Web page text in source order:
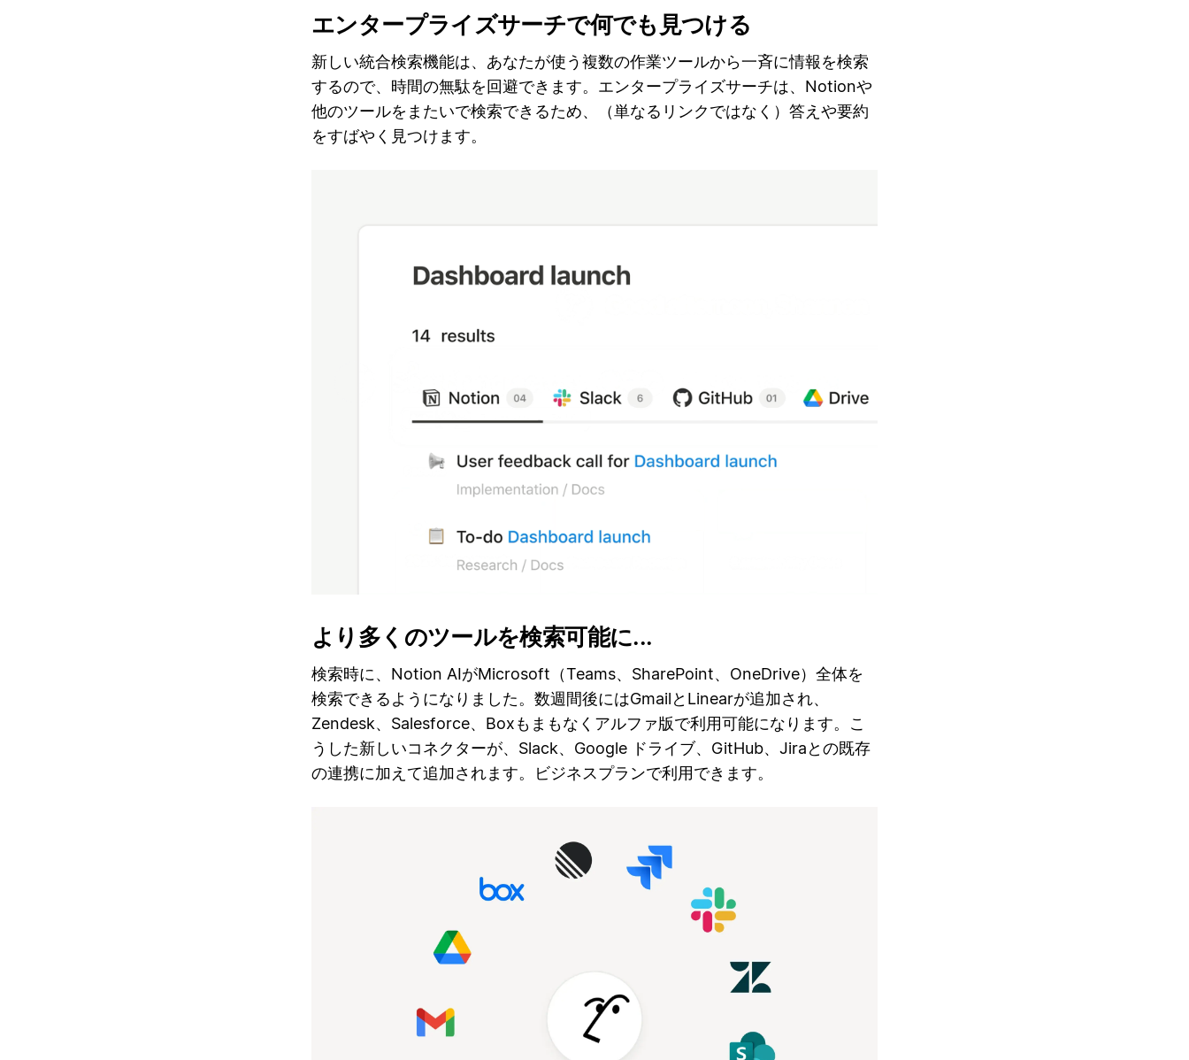
エンタープライズサーチで何でも見つける
新しい統合検索機能は、あなたが使う複数の作業ツールから一斉に情報を検索
するので、時間の無駄を回避できます。エンタープライズサーチは、Notionや
他のツールをまたいで検索できるため、（単なるリンクではなく）答えや要約
をすばやく見つけます。
より多くのツールを検索可能に...
検索時に、Notion AIがMicrosoft（Teams、SharePoint、OneDrive）全体を
検索できるようになりました。数週間後にはGmailとLinearが追加され、
Zendesk、Salesforce、Boxもまもなくアルファ版で利用可能になります。こ
うした新しいコネクターが、Slack、Google ドライブ、GitHub、Jiraとの既存
の連携に加えて追加されます。ビジネスプランで利用できます。